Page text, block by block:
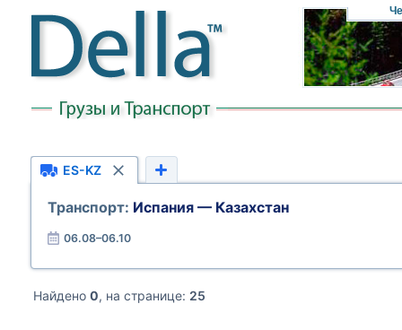
ES-KZ
Транспорт: Испания — Казахстан
06.08–06.10
Найдено 0, на странице: 25